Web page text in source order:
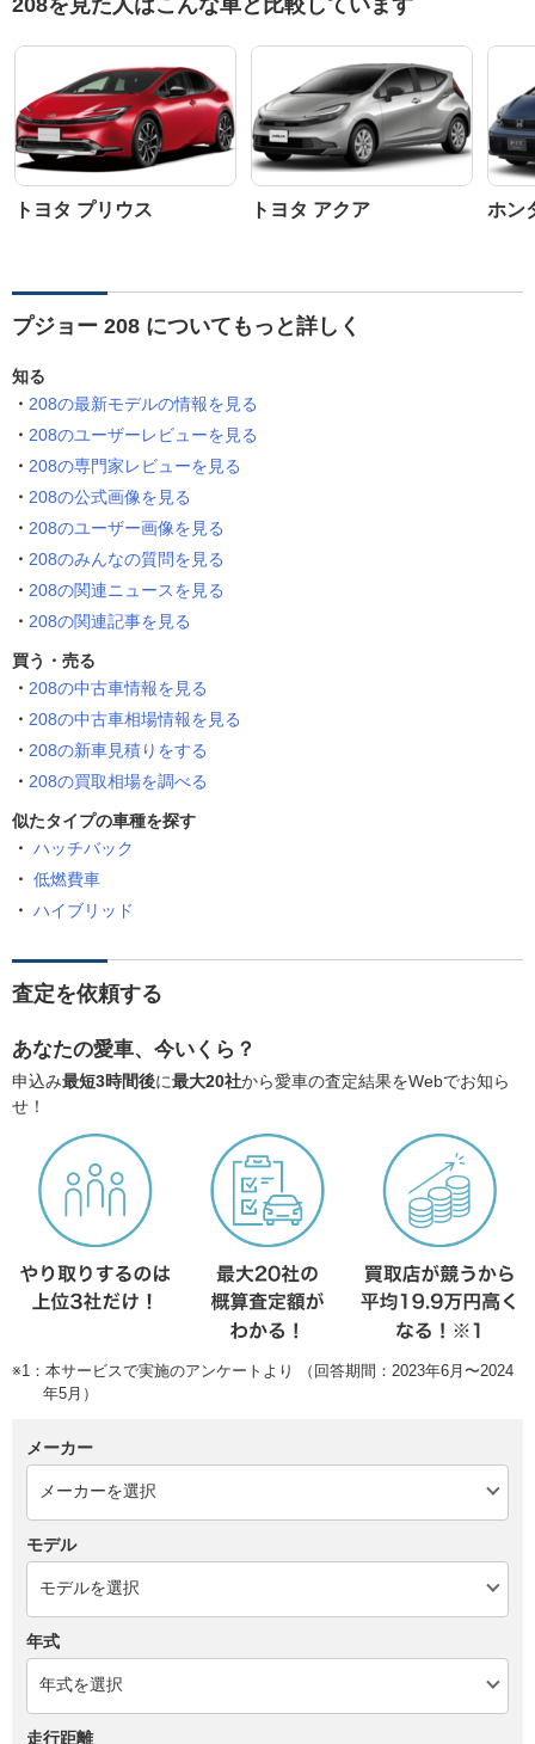
208を見た人はこんな車と比較しています
トヨタ プリウス トヨタ アクア ホン
プジョー 208 についてもっと詳しく
知る
208の最新モデルの情報を見る
208のユーザーレビューを見る
208の専門家レビューを見る
208の公式画像を見る
208のユーザー画像を見る
208のみんなの質問を見る
208の関連ニュースを見る
208の関連記事を見る
買う・売る
208の中古車情報を見る
208の中古車相場情報を見る
208の新車見積りをする
208の買取相場を調べる
似たタイプの車種を探す
ハッチバック
低燃費車
ハイブリッド
査定を依頼する
あなたの愛車、今いくら？
申込み最短3時間後に最大20社から愛車の査定結果をWebでお知ら
せ！
※1：本サービスで実施のアンケートより （回答期間：2023年6月〜2024
年5月）
メーカー
モデル
年式
走行距離